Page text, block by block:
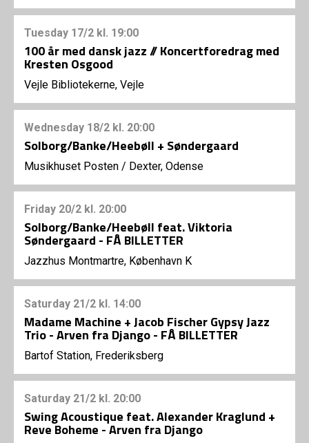
Tuesday 17/2 kl. 19:00
100 år med dansk jazz // Koncertforedrag med
Kresten Osgood
Vejle Bibliotekerne, Vejle
Wednesday 18/2 kl. 20:00
Solborg/Banke/Heebøll + Søndergaard
Musikhuset Posten / Dexter, Odense
Friday 20/2 kl. 20:00
Solborg/Banke/Heebøll feat. Viktoria
Søndergaard - FÅ BILLETTER
Jazzhus Montmartre, København K
Saturday 21/2 kl. 14:00
Madame Machine + Jacob Fischer Gypsy Jazz
Trio - Arven fra Django - FÅ BILLETTER
Bartof Station, Frederiksberg
Saturday 21/2 kl. 20:00
Swing Acoustique feat. Alexander Kraglund +
Reve Boheme - Arven fra Django